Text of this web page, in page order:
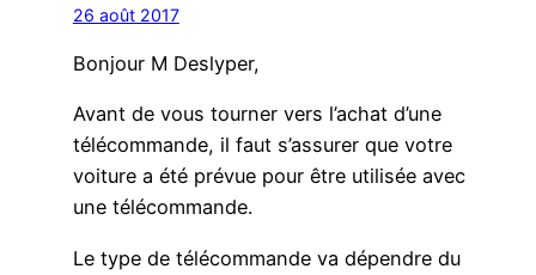
26 août 2017
Bonjour M Deslyper,
Avant de vous tourner vers l’achat d’une
télécommande, il faut s’assurer que votre
voiture a été prévue pour être utilisée avec
une télécommande.
Le type de télécommande va dépendre du